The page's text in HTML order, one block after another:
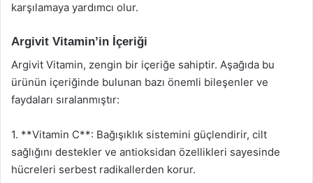
karşılamaya yardımcı olur.
Argivit Vitamin’in İçeriği
Argivit Vitamin, zengin bir içeriğe sahiptir. Aşağıda bu
ürünün içeriğinde bulunan bazı önemli bileşenler ve
faydaları sıralanmıştır:
1. **Vitamin C**: Bağışıklık sistemini güçlendirir, cilt
sağlığını destekler ve antioksidan özellikleri sayesinde
hücreleri serbest radikallerden korur.